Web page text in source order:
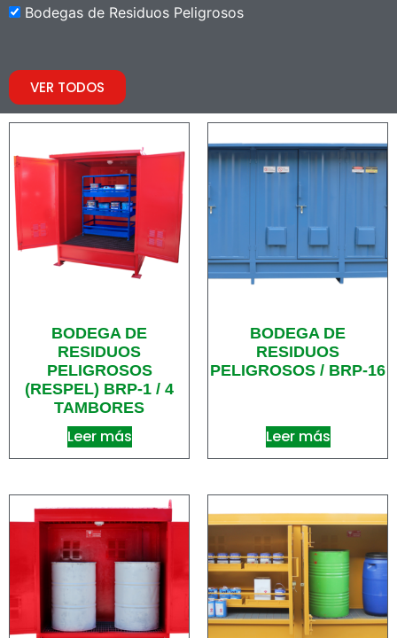
Bodegas de Residuos Peligrosos
VER TODOS
BODEGA DE
RESIDUOS
PELIGROSOS
(RESPEL) BRP-1 / 4
TAMBORES
Leer más
BODEGA DE
RESIDUOS
PELIGROSOS / BRP-16
Leer más